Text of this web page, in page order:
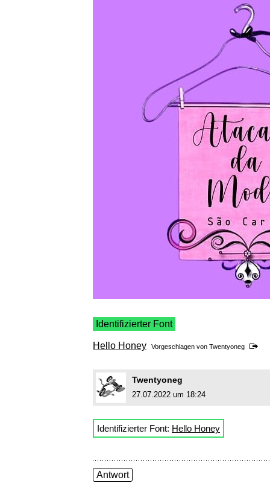
Identifizierter Font
Hello Honey Vorgeschlagen von Twentyoneg
Twentyoneg
27.07.2022 um 18:24
Identifizierter Font: Hello Honey
Antwort